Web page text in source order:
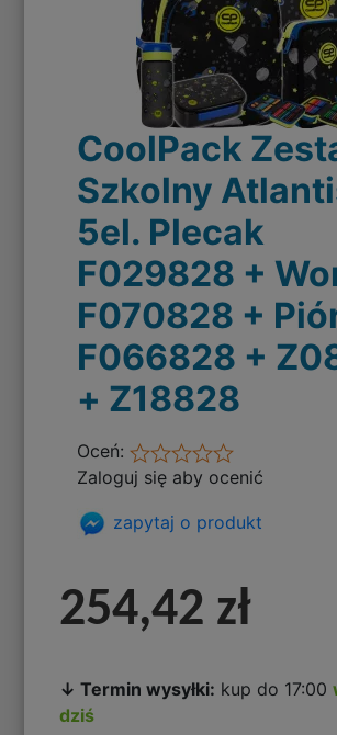
CoolPack
Szkolny
5el. Plecak
F029828 +
F070828 +
F066828 +
+ Z18828
Oceń:
Zaloguj się aby ocenić
zapytaj o produkt
254,42 zł
↓ Termin wysyłki: kup do 17:00
dziś